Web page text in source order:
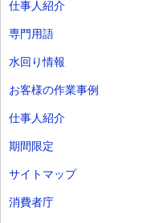
仕事人紹介
専門用語
水回り情報
お客様の作業事例
仕事人紹介
期間限定
サイトマップ
消費者庁